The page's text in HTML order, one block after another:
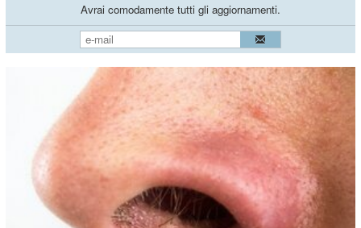
Avrai comodamente tutti gli aggiornamenti.